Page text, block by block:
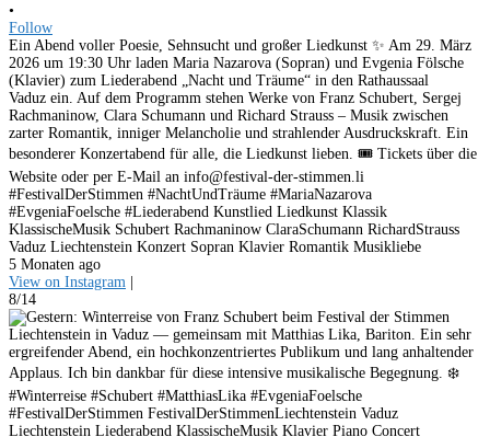
•
Follow
Ein Abend voller Poesie, Sehnsucht und großer Liedkunst ✨ Am 29. März
2026 um 19:30 Uhr laden Maria Nazarova (Sopran) und Evgenia Fölsche
(Klavier) zum Liederabend „Nacht und Träume“ in den Rathaussaal
Vaduz ein. Auf dem Programm stehen Werke von Franz Schubert, Sergej
Rachmaninow, Clara Schumann und Richard Strauss – Musik zwischen
zarter Romantik, inniger Melancholie und strahlender Ausdruckskraft. Ein
besonderer Konzertabend für alle, die Liedkunst lieben. 🎟 Tickets über die
Website oder per E-Mail an info@festival-der-stimmen.li
#FestivalDerStimmen #NachtUndTräume #MariaNazarova
#EvgeniaFoelsche #Liederabend Kunstlied Liedkunst Klassik
KlassischeMusik Schubert Rachmaninow ClaraSchumann RichardStrauss
Vaduz Liechtenstein Konzert Sopran Klavier Romantik Musikliebe
5 Monaten ago
View on Instagram
8/14